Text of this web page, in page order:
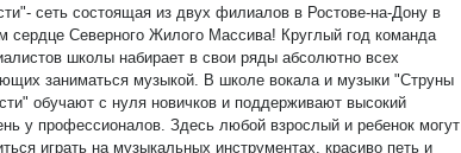
сеть состоящая из двух филиалов в Ростове-на-Дону в
сердце Северного Жилого Массива! Круглый год команда
школы набирает в свои ряды абсолютно всех
заниматься музыкой. В школе вокала и музыки "Струны
обучают с нуля новичков и поддерживают высокий
у профессионалов. Здесь любой взрослый и ребенок могут
играть на музыкальных инструментах, красиво петь и